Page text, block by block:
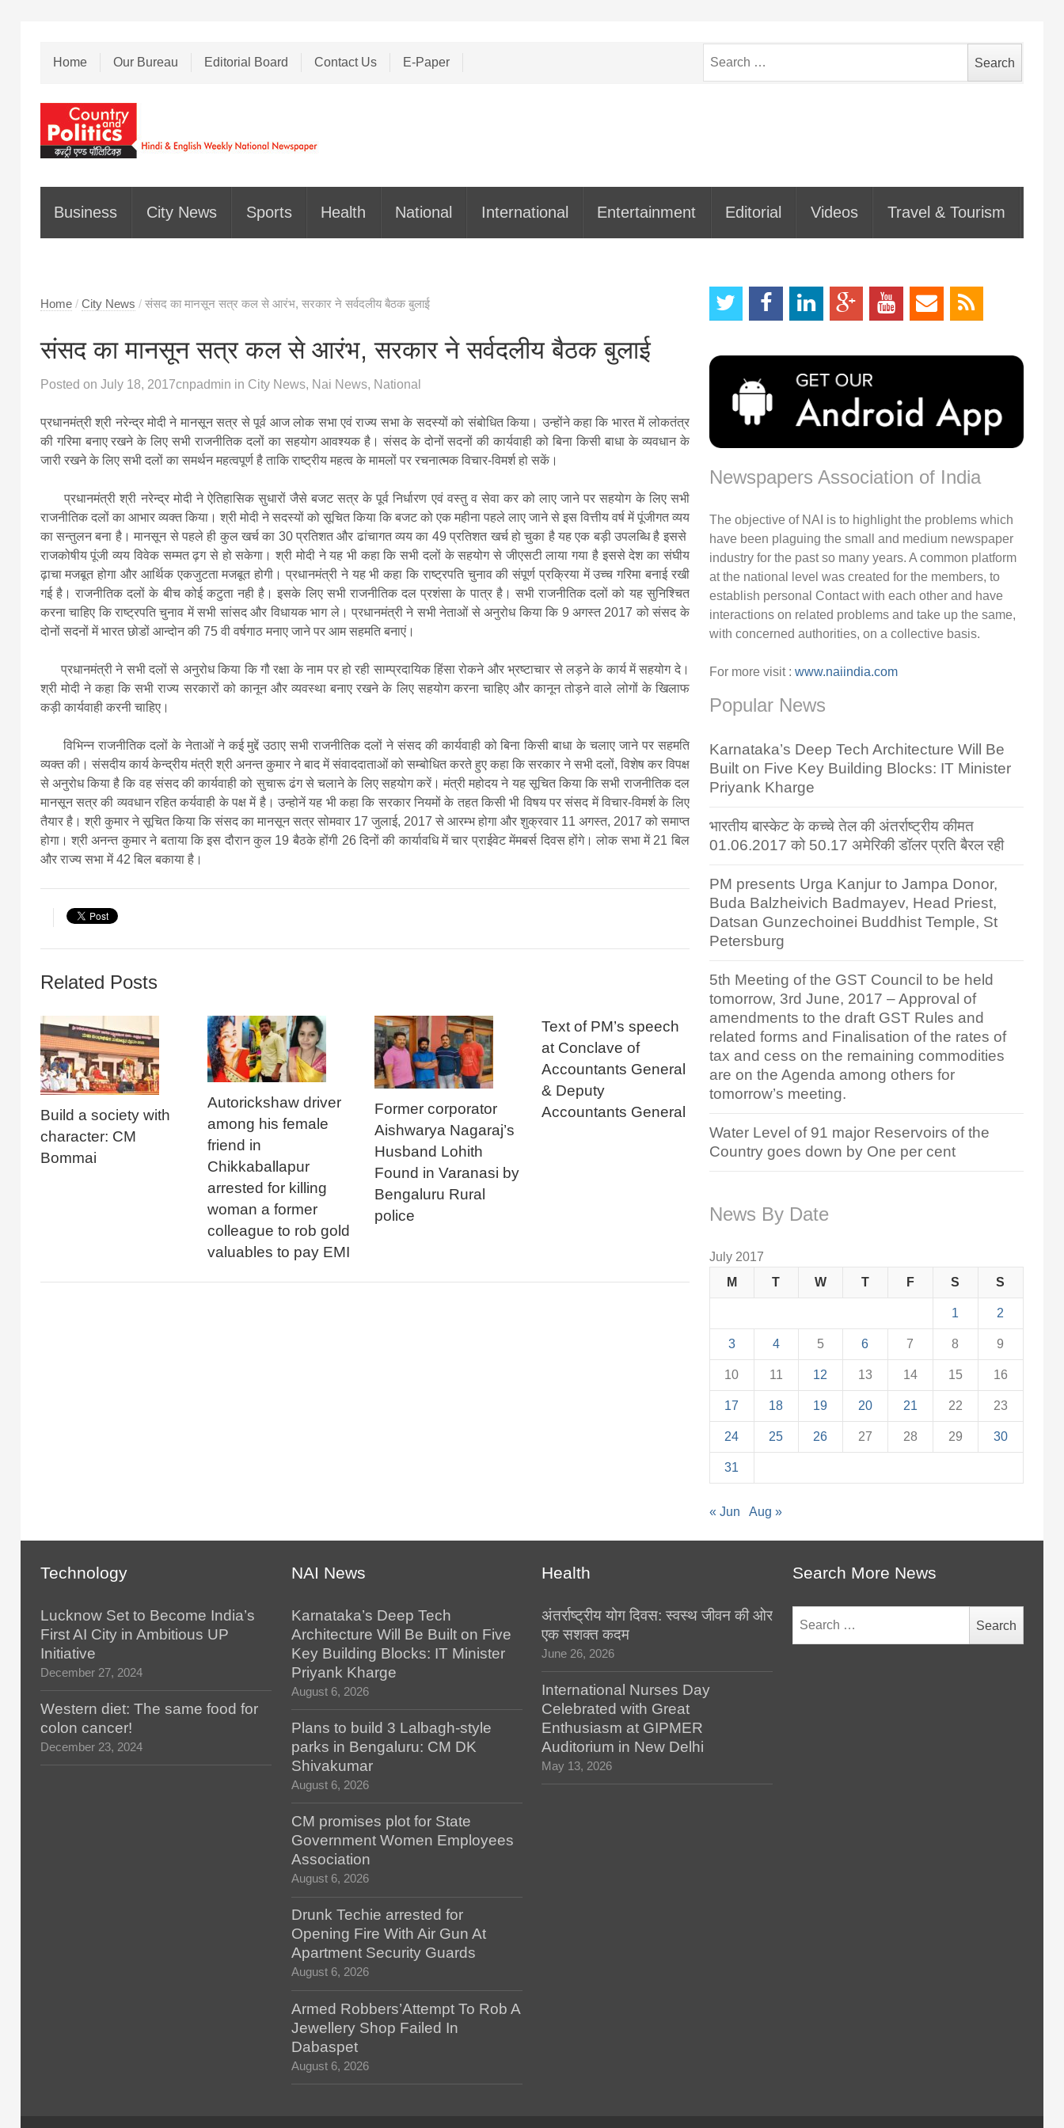
Home Our Bureau Editorial Board Contact Us E-Paper
for:
Business City News Sports Health National International Entertainment Editorial Videos Travel & Tourism
Home / City News / संसद का मानसून सत्र कल से आरंभ, सरकार ने सर्वदलीय बैठक बुलाई
संसद का मानसून सत्र कल से आरंभ, सरकार ने सर्वदलीय बैठक बुलाई
Posted on July 18, 2017cnpadmin in City News, Nai News, National
प्रधानमंत्री श्री नरेन्‍द्र मोदी ने मानसून सत्र से पूर्व आज लोक सभा एवं राज्‍य सभा के सदस्‍यों को संबोधित किया। उन्‍होंने कहा कि भारत में लोकतंत्र
की गरिमा बनाए रखने के लिए सभी राजनीतिक दलों का सहयोग आवश्यक है। संसद के दोनों सदनों की कार्यवाही को बिना किसी बाधा के व्यवधान के
जारी रखने के लिए सभी दलों का समर्थन महत्‍वपूर्ण है ताकि राष्ट्रीय महत्व के मामलों पर रचनात्मक विचार-विमर्श हो सकें।
प्रधानमंत्री श्री नरेन्द्र मोदी ने ऐतिहासिक सुधारों जैसे बजट सत्र के पूर्व निर्धारण एवं वस्तु व सेवा कर को लाए जाने पर सहयोग के लिए सभी
राजनीतिक दलों का आभार व्यक्त किया। श्री मोदी ने सदस्यों को सूचित किया कि बजट को एक महीना पहले लाए जाने से इस वित्तीय वर्ष में पूंजीगत व्‍यय
का सन्तुलन बना है। मानसून से पहले ही कुल खर्च का 30 प्रतिशत और ढांचागत व्‍यय का 49 प्रतिशत खर्च हो चुका है यह एक बड़ी उपलब्धि है इससे
राजकोषीय पूंजी व्‍यय विवेक सम्‍मत ढ़ग से हो सकेगा। श्री मोदी ने यह भी कहा कि सभी दलों के सहयोग से जीएसटी लाया गया है इससे देश का संघीय
ढ़ाचा मजबूत होगा और आर्थिक एकजुटता मजबूत होगी। प्रधानमंत्री ने यह भी कहा कि राष्ट्रपति चुनाव की संपूर्ण प्रक्रिया में उच्च गरिमा बनाई रखी
गई है। राजनीतिक दलों के बीच कोई कटुता नही है। इसके लिए सभी राजनीतिक दल प्रशंसा के पात्र है। सभी राजनीतिक दलों को यह सुनिश्चित
करना चाहिए कि राष्ट्रपति चुनाव में सभी सांसद और विधायक भाग ले। प्रधानमंत्री ने सभी नेताओं से अनुरोध किया कि 9 अगस्त 2017 को संसद के
दोनों सदनों में भारत छोडों आन्दोन की 75 वी वर्षगाठ मनाए जाने पर आम सहमति बनाएं।
प्रधानमंत्री ने सभी दलों से अनुरोध किया कि गौ रक्षा के नाम पर हो रही साम्प्रदायिक हिंसा रोकने और भ्रष्टाचार से लड़ने के कार्य में सहयोग दे।
श्री मोदी ने कहा कि सभी राज्य सरकारों को कानून और व्यवस्था बनाए रखने के लिए सहयोग करना चाहिए और कानून तोड़ने वाले लोगों के खिलाफ
कड़ी कार्यवाही करनी चाहिए।
विभिन्न राजनीतिक दलों के नेताओं ने कई मुद्दें उठाए सभी राजनीतिक दलों ने संसद की कार्यवाही को बिना किसी बाधा के चलाए जाने पर सहमति
व्यक्त की। संसदीय कार्य केन्द्रीय मंत्री श्री अनन्त कुमार ने बाद में संवाददाताओं को सम्बोधित करते हुए कहा कि सरकार ने सभी दलों, विशेष कर विपक्ष
से अनुरोध किया है कि वह संसद की कार्यवाही को सुचारू ढंग से चलाने के लिए सहयोग करें। मंत्री महोदय ने यह सूचित किया कि सभी राजनीतिक दल
मानसून सत्र की व्यवधान रहित कर्यवाही के पक्ष में है। उन्होनें यह भी कहा कि सरकार नियमों के तहत किसी भी विषय पर संसद में विचार-विमर्श के लिए
तैयार है। श्री कुमार ने सूचित किया कि संसद का मानसून सत्र सोमवार 17 जुलाई, 2017 से आरम्भ होगा और शुक्रवार 11 अगस्त, 2017 को समाप्त
होगा। श्री अनन्त कुमार ने बताया कि इस दौरान कुल 19 बैठके होंगी 26 दिनों की कार्यावधि में चार प्राईवेट मेंमबर्स दिवस होंगे। लोक सभा में 21 बिल
और राज्य सभा में 42 बिल बकाया है।
Related Posts
Build a society with
character: CM
Bommai
Autorickshaw driver
among his female
friend in
Chikkaballapur
arrested for killing
woman a former
colleague to rob gold
valuables to pay EMI
Former corporator
Aishwarya Nagaraj’s
Husband Lohith
Found in Varanasi by
Bengaluru Rural
police
Text of PM’s speech
at Conclave of
Accountants General
& Deputy
Accountants General
Newspapers Association of India
The objective of NAI is to highlight the problems which
have been plaguing the small and medium newspaper
industry for the past so many years. A common platform
at the national level was created for the members, to
establish personal Contact with each other and have
interactions on related problems and take up the same,
with concerned authorities, on a collective basis.
For more visit : www.naiindia.com
Popular News
Karnataka’s Deep Tech Architecture Will Be
Built on Five Key Building Blocks: IT Minister
Priyank Kharge
भारतीय बास्केट के कच्चे तेल की अंतर्राष्ट्रीय कीमत
01.06.2017 को 50.17 अमेरिकी डॉलर प्रति बैरल रही
PM presents Urga Kanjur to Jampa Donor,
Buda Balzheivich Badmayev, Head Priest,
Datsan Gunzechoinei Buddhist Temple, St
Petersburg
5th Meeting of the GST Council to be held
tomorrow, 3rd June, 2017 – Approval of
amendments to the draft GST Rules and
related forms and Finalisation of the rates of
tax and cess on the remaining commodities
are on the Agenda among others for
tomorrow’s meeting.
Water Level of 91 major Reservoirs of the
Country goes down by One per cent
News By Date
July 2017
M
T W T F S S
1 2
3 4 5 6 7 8 9
10 11 12 13 14 15 16
17 18 19 20 21 22 23
24 25 26 27 28 29 30
31
« Jun Aug »
Technology
Lucknow Set to Become India’s
First AI City in Ambitious UP
Initiative
December 27, 2024
Western diet: The same food for
colon cancer!
December 23, 2024
NAI News
Karnataka’s Deep Tech
Architecture Will Be Built on Five
Key Building Blocks: IT Minister
Priyank Kharge
August 6, 2026
Plans to build 3 Lalbagh-style
parks in Bengaluru: CM DK
Shivakumar
August 6, 2026
CM promises plot for State
Government Women Employees
Association
August 6, 2026
Drunk Techie arrested for
Opening Fire With Air Gun At
Apartment Security Guards
August 6, 2026
Armed Robbers’Attempt To Rob A
Jewellery Shop Failed In
Dabaspet
August 6, 2026
Health
अंतर्राष्ट्रीय योग दिवस: स्वस्थ जीवन की ओर
एक सशक्त कदम
June 26, 2026
International Nurses Day
Celebrated with Great
Enthusiasm at GIPMER
Auditorium in New Delhi
May 13, 2026
Search More News
for: